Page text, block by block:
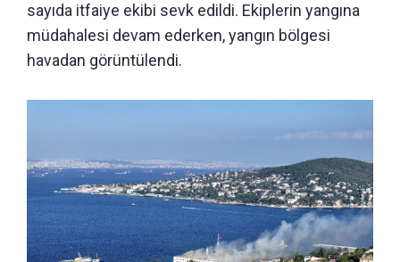
sayıda itfaiye ekibi sevk edildi. Ekiplerin yangına
müdahalesi devam ederken, yangın bölgesi
havadan görüntülendi.